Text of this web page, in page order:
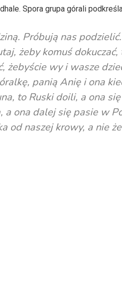
Spora grupa górali
Próbują nas
żeby komuś
żebyście wy i wasze
panią Anię i ona
to Ruski doili, a ona
ona dalej się pasie w
od naszej krowy, a nie